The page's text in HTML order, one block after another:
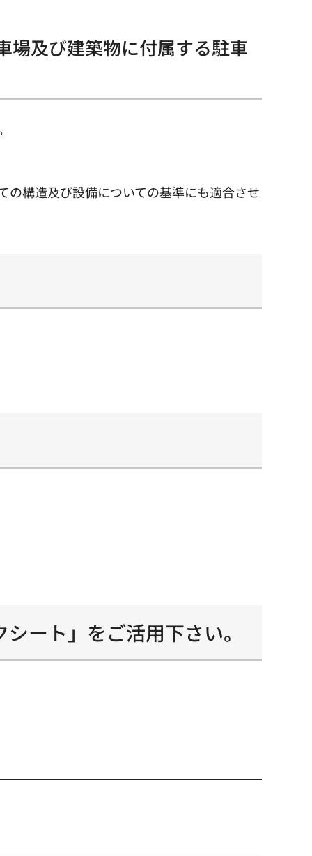
場及び建築物に付属する駐車
の構造及び設備についての基準にも適合させ
ート」をご活用下さい。